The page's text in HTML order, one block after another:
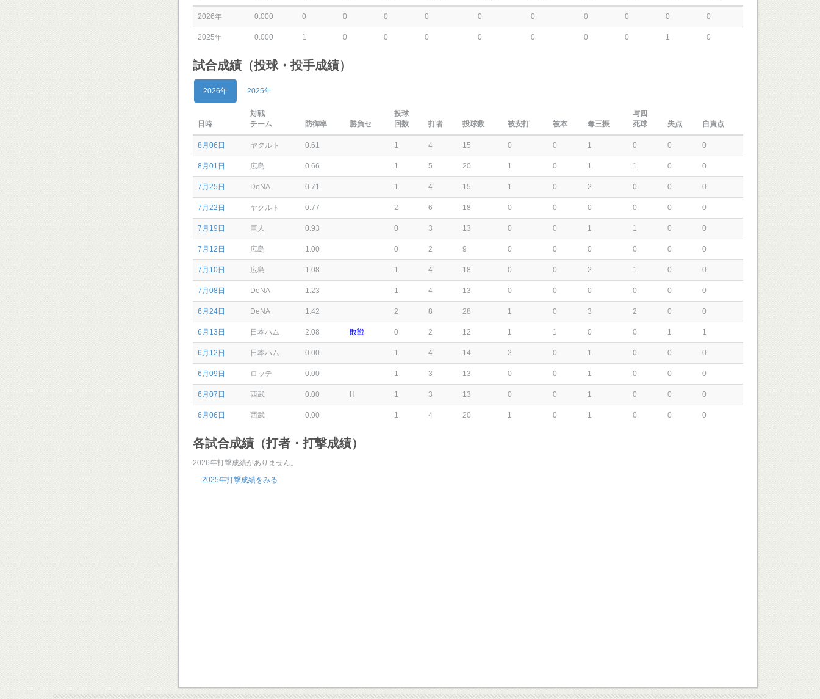
2026年 0.000 0 0 0 0 0 0 0 0 0 0
2025年 0.000 1 0 0 0 0 0 0 0 1 0
試合成績（投球・投手成績）
2026年 2025年
日時
対戦
チーム
防御率 勝負セ
投球
回数
打者 投球数 被安打 被本 奪三振
与四
死球
失点 自責点
8月06日 ヤクルト 0.61 1 4 15 0 0 1 0 0 0
8月01日 広島 0.66 1 5 20 1 0 1 1 0 0
7月25日 DeNA 0.71 1 4 15 1 0 2 0 0 0
7月22日 ヤクルト 0.77 2 6 18 0 0 0 0 0 0
7月19日 巨人 0.93 0 3 13 0 0 1 1 0 0
7月12日 広島 1.00 0 2 9 0 0 0 0 0 0
7月10日 広島 1.08 1 4 18 0 0 2 1 0 0
7月08日 DeNA 1.23 1 4 13 0 0 0 0 0 0
6月24日 DeNA 1.42 2 8 28 1 0 3 2 0 0
6月13日 日本ハム 2.08 敗戦 0 2 12 1 1 0 0 1 1
6月12日 日本ハム 0.00 1 4 14 2 0 1 0 0 0
6月09日 ロッテ 0.00 1 3 13 0 0 1 0 0 0
6月07日 西武 0.00 H 1 3 13 0 0 1 0 0 0
6月06日 西武 0.00 1 4 20 1 0 1 0 0 0
各試合成績（打者・打撃成績）
2026年打撃成績がありません。
2025年打撃成績をみる